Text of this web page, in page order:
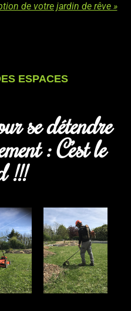
de votre jardin de rêve »
ESPACES
se détendre
: C’est le
!!!